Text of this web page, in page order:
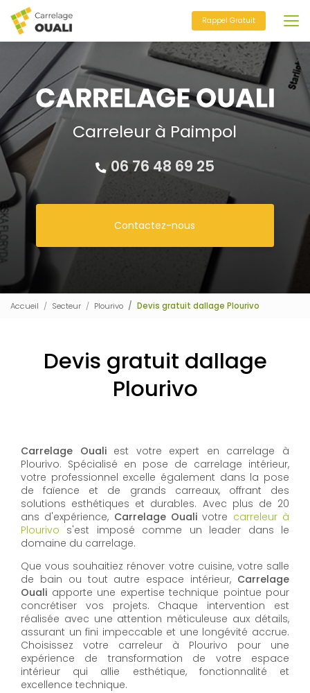
au
contenu
principal
Rappel Gratuit
Carreleur à Paimpol
06 76 48 69 25
Contactez-nous
Accueil Secteur Plourivo Devis gratuit dallage Plourivo
Devis gratuit dallage
Plourivo
Carrelage Oualiest votre expert en carrelage à
Plourivo. Spécialisé en pose de carrelage intérieur,
votre professionnel excelle également dans la pose
de faïence et de grands carreaux, offrant des
solutions esthétiques et durables. Avec plus de 20
ans d'expérience, Carrelage Ouali votre carreleur à
Plourivo s'est imposé comme un leader dans le
domaine du carrelage.
Que vous souhaitiez rénover votre cuisine, votre salle
de bain ou tout autre espace intérieur, Carrelage
Ouali apporte une expertise technique pointue pour
concrétiser vos projets. Chaque intervention est
réalisée avec une attention méticuleuse aux détails,
assurant un fini impeccable et une longévité accrue.
Choisissez votre carreleur à Plourivo pour une
expérience de transformation de votre espace
intérieur qui allie esthétique, fonctionnalité et
excellence technique.